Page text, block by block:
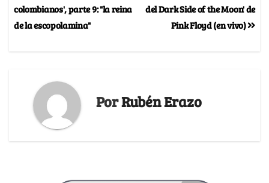
del Dark Side of the Moon' de
Pink Floyd (en vivo)
colombianos', parte 9: "la reina
de la escopolamina"
PorRubén Erazo